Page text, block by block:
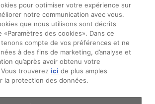
pour optimiser votre expérience sur
notre communication avec vous.
que nous utilisons sont décrits
«Paramètres des cookies». Dans ce
compte de vos préférences et ne
à des fins de marketing, d’analyse et
qu’après avoir obtenu votre
trouverezici de plus amples
la protection des données.